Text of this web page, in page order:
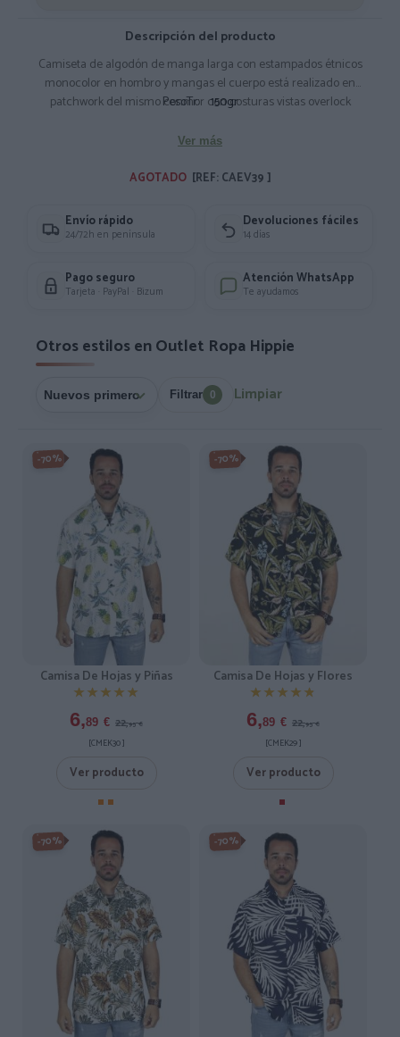
Descripción del producto
Camiseta de algodón de manga larga con estampados étnicos
monocolor en hombro y mangas el cuerpo está realizado en
patchwork del mismo conmor con costuras vistas overlock
PesoTr: 150gr
Ver más
AGOTADO [REF: CAEV39 ]
Envío rápido
24/72h en península
Devoluciones fáciles
14 días
Pago seguro
Tarjeta · PayPal · Bizum
Atención WhatsApp
Te ayudamos
Otros estilos en Outlet Ropa Hippie
Filtrar 0 Limpiar
-70%
Camisa De Hojas y Piñas
★★★★★
★★★★★
6,89 € 22,95 €
[CMEK30 ]
Ver producto
-70%
Camisa De Hojas y Flores
★★★★★
★★★★★
6,89 € 22,95 €
[CMEK29 ]
Ver producto
-70% -70%